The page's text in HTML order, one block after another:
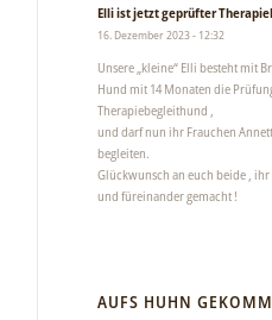
Elli ist jetzt geprüfter
16. Dezember 2023 - 12:32
Unsere „kleine“ Elli besteht mit
Hund mit 14 Monaten die
Therapiebegleithund ,
und darf nun ihr Frauchen
begleiten.
Glückwunsch an euch beide , ihr
und füreinander gemacht !
AUFS HUHN